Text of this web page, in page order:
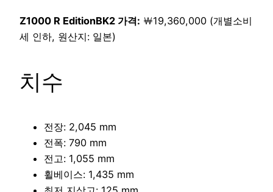
Z1000 R EditionBK2 가격: ￦19,360,000 (개별소비
세 인하, 원산지: 일본)
치수
전장: 2,045 mm
전폭: 790 mm
전고: 1,055 mm
휠베이스: 1,435 mm